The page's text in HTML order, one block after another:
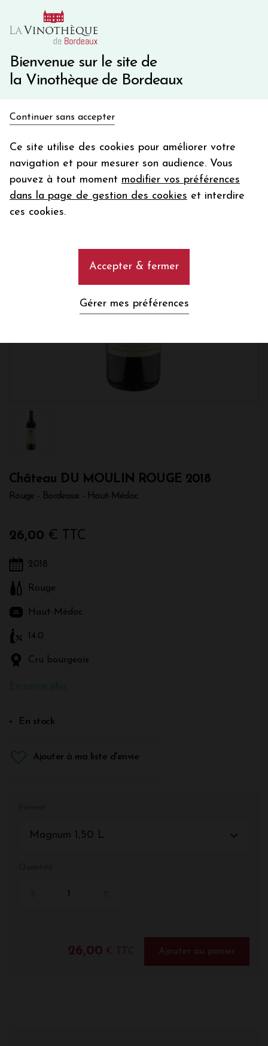
Bienvenue sur le site de
la Vinothèque de Bordeaux
Continuer sans accepter
Ce site utilise des cookies pour améliorer votre
navigation et pour mesurer son audience. Vous
pouvez à tout moment modifier vos préférences
dans la page de gestion des cookies et interdire
ces cookies.
Accepter & fermer
Gérer mes préférences
10€ de remise immédiate sur votre première commande
Une question ?
Château DU MOULIN ROUGE 2018
Rouge - Bordeaux - Haut-Médoc
26,00 € TTC
2018
Rouge
Haut-Médoc
14.0
Cru bourgeois
En stock
Ajouter à ma liste d'envie
Magnum 1,50 L
26,00 € TTC Ajouter au panier
en bon d'achat
Votre
email
En m’abonnant, j’accepte de recevoir la newsletter de la